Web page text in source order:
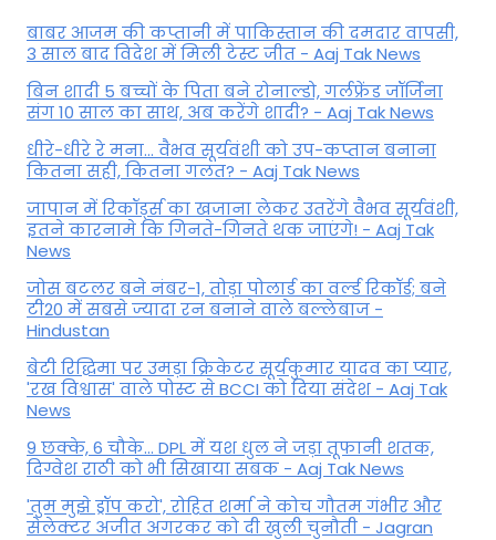
बाबर आजम की कप्तानी में पाकिस्तान की दमदार वापसी,
3 साल बाद विदेश में मिली टेस्ट जीत - Aaj Tak News
बिन शादी 5 बच्चों के पिता बने रोनाल्डो, गर्लफ्रेंड जॉर्जिना
संग 10 साल का साथ, अब करेंगे शादी? - Aaj Tak News
धीरे-धीरे रे मना… वैभव सूर्यवंशी को उप-कप्तान बनाना
कितना सही, कितना गलत? - Aaj Tak News
जापान में रिकॉर्ड्स का खजाना लेकर उतरेंगे वैभव सूर्यवंशी,
इतने कारनामे कि गिनते-गिनते थक जाएंगे! - Aaj Tak
News
जोस बटलर बने नंबर-1, तोड़ा पोलार्ड का वर्ल्ड रिकॉर्ड; बने
टी20 में सबसे ज्यादा रन बनाने वाले बल्लेबाज -
Hindustan
बेटी र‍िद्ध‍िमा पर उमड़ा क्रिकेटर सूर्यकुमार यादव का प्यार,
'रख विश्वास' वाले पोस्ट से BCCI को दिया संदेश - Aaj Tak
News
9 छक्के, 6 चौके... DPL में यश धुल ने जड़ा तूफानी शतक,
द‍िग्वेश राठी को भी स‍िखाया सबक - Aaj Tak News
'तुम मुझे ड्रॉप करो', रोहित शर्मा ने कोच गौतम गंभीर और
सेलेक्टर अजीत अगरकर को दी खुली चुनौती - Jagran